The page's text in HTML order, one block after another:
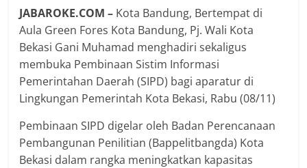
JABAROKE.COM – Kota Bandung, Bertempat di
Aula Green Fores Kota Bandung, Pj. Wali Kota
Bekasi Gani Muhamad menghadiri sekaligus
membuka Pembinaan Sistim Informasi
Pemerintahan Daerah (SIPD) bagi aparatur di
Lingkungan Pemerintah Kota Bekasi, Rabu (08/11)
Pembinaan SIPD digelar oleh Badan Perencanaan
Pembangunan Penilitian (Bappelitbangda) Kota
Bekasi dalam rangka meningkatkan kapasitas